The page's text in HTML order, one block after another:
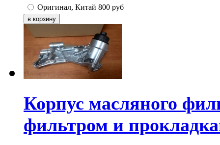
Оригинал, Китай 800 руб
Корпус масляного
фильтром и